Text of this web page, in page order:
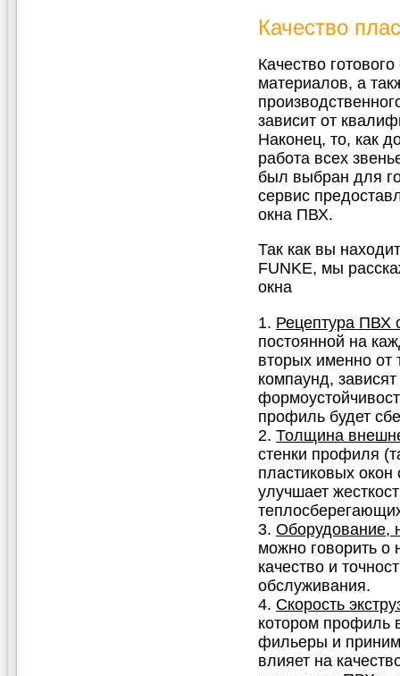
Качество
Качество
материалов, а
зависит от
Наконец, то, как
работа всех
был выбран для
сервис
окна ПВХ.
Так как вы
FUNKE, мы
окна
Рецептура ПВХ
постоянной на
вторых именно от
компаунд,
профиль будет
Толщина
стенки профиля
пластиковых
улучшает
Оборудование,
можно говорить о
качество и
обслуживания.
Скорость
котором профиль
фильеры и
влияет на